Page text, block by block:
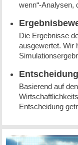
wenn“-Analysen,
Die Ergebnisse
ausgewertet. Wir
Basierend auf
Entscheidung